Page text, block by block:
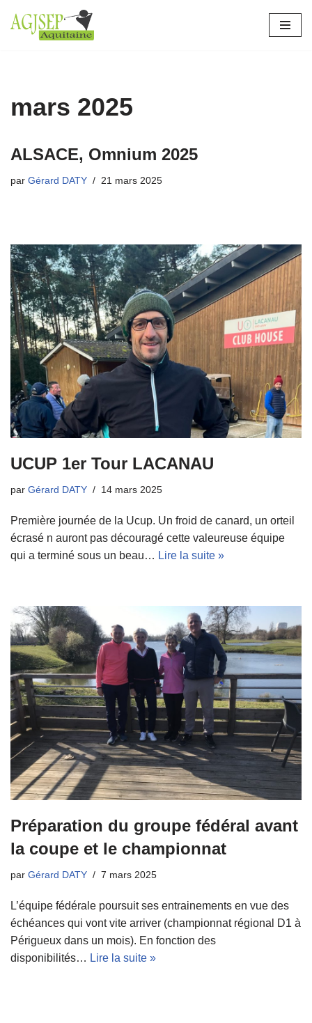
Aller
mars 2025
ALSACE, Omnium 2025
par Gérard DATY 21 mars 2025
UCUP 1er Tour LACANAU
par Gérard DATY 14 mars 2025
Première journée de la Ucup. Un froid de canard, un orteil
écrasé n auront pas découragé cette valeureuse équipe
qui a terminé sous un beau… Lire la suite »
Préparation du groupe fédéral avant
la coupe et le championnat
par Gérard DATY 7 mars 2025
L’équipe fédérale poursuit ses entrainements en vue des
échéances qui vont vite arriver (championnat régional D1 à
Périgueux dans un mois). En fonction des
disponibilités… Lire la suite »